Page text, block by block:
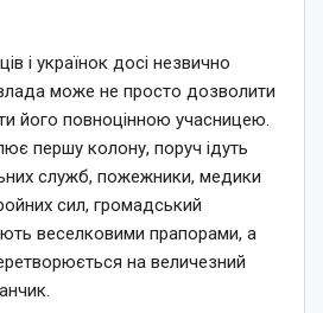
і українок досі незвично
може не просто дозволити
його повноцінною учасницею.
першу колону, поруч ідуть
служб, пожежники, медики
сил, громадський
веселковими прапорами, а
на величезний